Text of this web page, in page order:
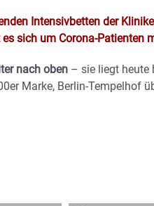
Intensivbetten der
sich um Corona-Patienten
nach oben – sie liegt heute
Marke, Berlin-Tempelhof